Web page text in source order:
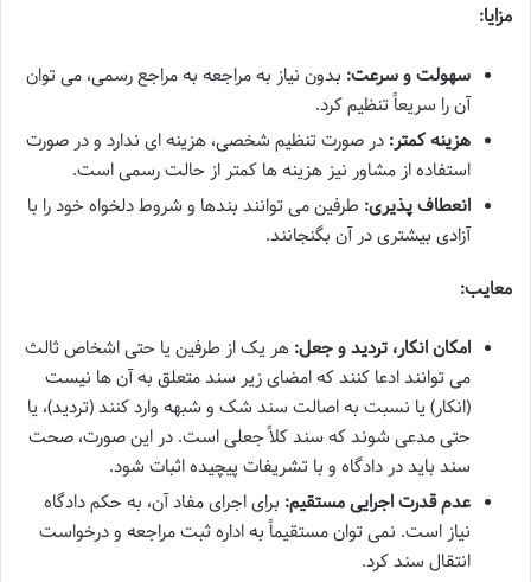
مزایا:
سهولت و سرعت: بدون نیاز به مراجعه به مراجع رسمی، می توان
آن را سریعاً تنظیم کرد.
هزینه کمتر: در صورت تنظیم شخصی، هزینه ای ندارد و در صورت
استفاده از مشاور نیز هزینه ها کمتر از حالت رسمی است.
انعطاف پذیری: طرفین می توانند بندها و شروط دلخواه خود را با
آزادی بیشتری در آن بگنجانند.
معایب:
امکان انکار، تردید و جعل: هر یک از طرفین یا حتی اشخاص ثالث
می توانند ادعا کنند که امضای زیر سند متعلق به آن ها نیست
(انکار) یا نسبت به اصالت سند شک و شبهه وارد کنند (تردید)، یا
حتی مدعی شوند که سند کلاً جعلی است. در این صورت، صحت
سند باید در دادگاه و با تشریفات پیچیده اثبات شود.
عدم قدرت اجرایی مستقیم: برای اجرای مفاد آن، به حکم دادگاه
نیاز است. نمی توان مستقیماً به اداره ثبت مراجعه و درخواست
انتقال سند کرد.